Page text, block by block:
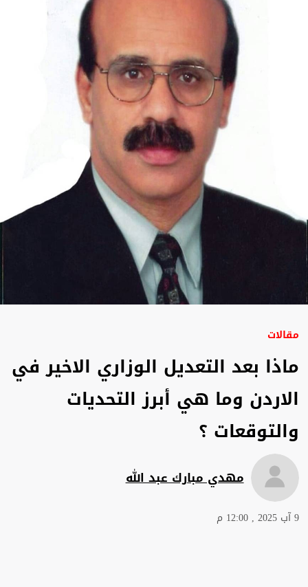
مقالات
ماذا بعد التعديل الوزاري الاخير في
الاردن وما هي أبرز التحديات
والتوقعات ؟
مهدي مبارك عبد الله
9 آب 2025 , 12:00 م